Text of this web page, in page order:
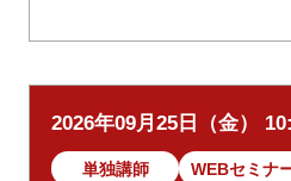
2026年09月25日（金）
単独講師 WEBセミナ